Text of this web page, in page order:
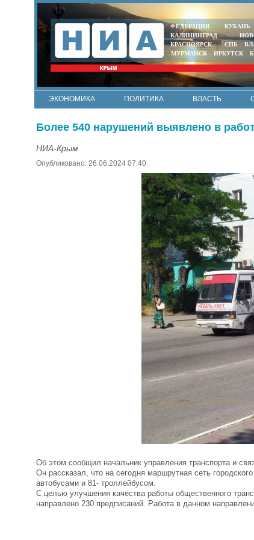
ФЕДЕРАЦИЯ КУБАНЬ
КАЛИНИНГРАД
КРАСНОЯРСК
СПБ
МУРМАНСК
ИРКУТСК
ЭКОНОМИКА ПОЛИТИКА ВЛАСТЬ
Более 540 нарушений выявлено в
НИА-Крым
Опубликовано: 26.06.2024 07:40
Об этом сообщил начальник управления транспорта и
Он рассказал, что на сегодня маршрутная сеть
автобусами и 81- троллейбусом.
С целью улучшения качества работы общественного
направлено 230 предписаний. Работа в данном